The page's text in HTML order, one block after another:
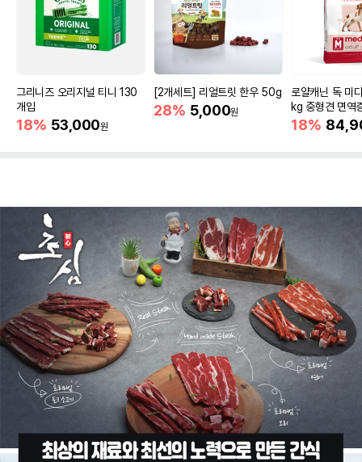
그리니즈 오리지널 티니 130
개입
18% 53,000원
[2개세트] 리얼트릿 한우 50g
28% 5,000원
로얄캐닌 독 미
kg 중형견 면역
18%